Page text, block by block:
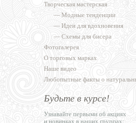
Творческая мастерская
— Модные тенденции
— Идеи для вдохновения
— Схемы для бисера
Фотогалерея
О торговых марках
Наше видео
Любопытные факты о
Будьте в курсе!
Узнавайте первыми об акциях
и новинках в наших группах: